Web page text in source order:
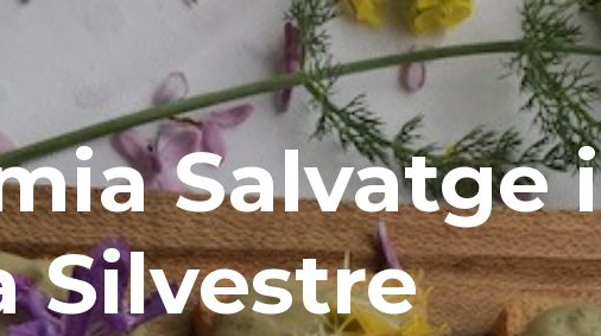
Salvatge i
Silvestre